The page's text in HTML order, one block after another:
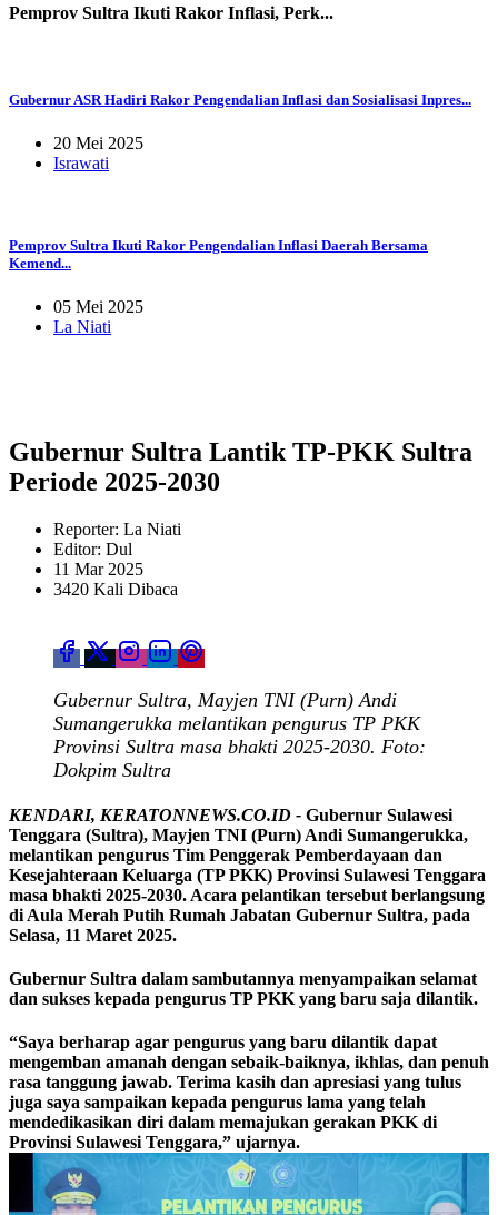
Pemprov Sultra Ikuti Rakor Inflasi, Perk...
Gubernur ASR Hadiri Rakor Pengendalian Inflasi dan Sosialisasi Inpres...
20 Mei 2025
Israwati
Pemprov Sultra Ikuti Rakor Pengendalian Inflasi Daerah Bersama
Kemend...
05 Mei 2025
La Niati
Gubernur Sultra Lantik TP-PKK Sultra
Periode 2025-2030
Reporter: La Niati
Editor: Dul
11 Mar 2025
3420 Kali Dibaca
Gubernur Sultra, Mayjen TNI (Purn) Andi
Sumangerukka melantikan pengurus TP PKK
Provinsi Sultra masa bhakti 2025-2030. Foto:
Dokpim Sultra
KENDARI, KERATONNEWS.CO.ID - Gubernur Sulawesi
Tenggara (Sultra), Mayjen TNI (Purn) Andi Sumangerukka,
melantikan pengurus Tim Penggerak Pemberdayaan dan
Kesejahteraan Keluarga (TP PKK) Provinsi Sulawesi Tenggara
masa bhakti 2025-2030. Acara pelantikan tersebut berlangsung
di Aula Merah Putih Rumah Jabatan Gubernur Sultra, pada
Selasa, 11 Maret 2025.
Gubernur Sultra dalam sambutannya menyampaikan selamat
dan sukses kepada pengurus TP PKK yang baru saja dilantik.
“Saya berharap agar pengurus yang baru dilantik dapat
mengemban amanah dengan sebaik-baiknya, ikhlas, dan penuh
rasa tanggung jawab. Terima kasih dan apresiasi yang tulus
juga saya sampaikan kepada pengurus lama yang telah
mendedikasikan diri dalam memajukan gerakan PKK di
Provinsi Sulawesi Tenggara,” ujarnya.